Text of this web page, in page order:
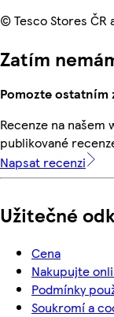
© Tesco Stores ČR
Zatím
Pomozte ostatním
Recenze na našem
publikované
Napsat recenzi
Užitečné
Cena
Nakupujte
Podmínky
Soukromí a